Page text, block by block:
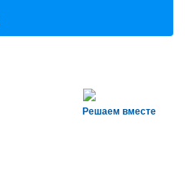
Решаем вместе